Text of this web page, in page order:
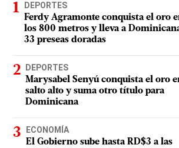
DEPORTES
Ferdy Agramonte conquista el oro
los 800 metros y lleva a
33 preseas doradas
DEPORTES
Marysabel Senyú conquista el oro
salto alto y suma otro título para
Dominicana
ECONOMÍA
El Gobierno sube hasta RD$3 a las